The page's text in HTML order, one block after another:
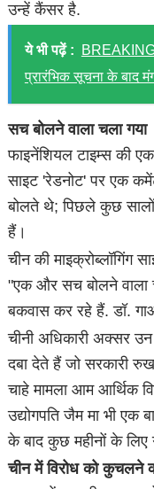
उन्हें कैंसर है.
ये भी पढ़ें :
प्रारंभिक सूचना के बाद
सच बोलने वाला चला गया
फाइनेंशियल टाइम्स की एक
साइट 'रेडनोट' पर एक
बोलते थे; पिछले कुछ सालों
हैं।
चीन की माइक्रोब्लॉगिंग
"एक और सच बोलने वाला
बकवास कर रहे हैं. डॉ.
चीनी अधिकारी अक्सर
दबा देते हैं जो सरकारी
चाहे मामला आम आर्थिक
उद्योगपति जैम मा भी एक
के बाद कुछ महीनों के लिए
चीन में विरोध को कुचलने